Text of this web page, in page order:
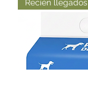
Recién llegados